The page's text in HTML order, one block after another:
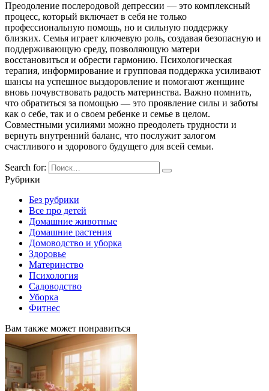
Преодоление послеродовой депрессии — это комплексный
процесс, который включает в себя не только
профессиональную помощь, но и сильную поддержку
близких. Семья играет ключевую роль, создавая безопасную и
поддерживающую среду, позволяющую матери
восстановиться и обрести гармонию. Психологическая
терапия, информирование и групповая поддержка усиливают
шансы на успешное выздоровление и помогают женщине
вновь почувствовать радость материнства. Важно помнить,
что обратиться за помощью — это проявление силы и заботы
как о себе, так и о своем ребенке и семье в целом.
Совместными усилиями можно преодолеть трудности и
вернуть внутренний баланс, что послужит залогом
счастливого и здорового будущего для всей семьи.
Search for:
Рубрики
Без рубрики
Все про детей
Домашние животные
Домашние растения
Домоводство и уборка
Здоровье
Материнство
Психология
Садоводство
Уборка
Фитнес
Вам также может понравиться